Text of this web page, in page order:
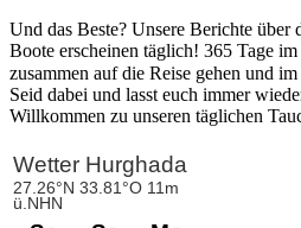
Und das Beste? Unsere Berichte über
Boote erscheinen täglich! 365 Tage
zusammen auf die Reise gehen und im
Seid dabei und lasst euch immer
Willkommen zu unseren täglichen